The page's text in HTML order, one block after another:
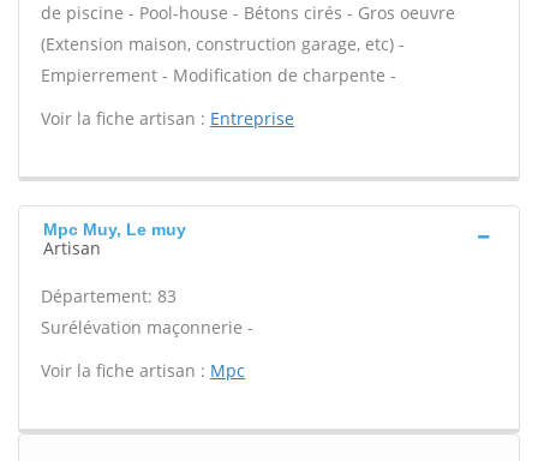
de piscine - Pool-house - Bétons cirés - Gros oeuvre
(Extension maison, construction garage, etc) -
Empierrement - Modification de charpente -
Voir la fiche artisan : Entreprise
Mpc Muy, Le muy
Artisan
Département: 83
Surélévation maçonnerie -
Voir la fiche artisan : Mpc